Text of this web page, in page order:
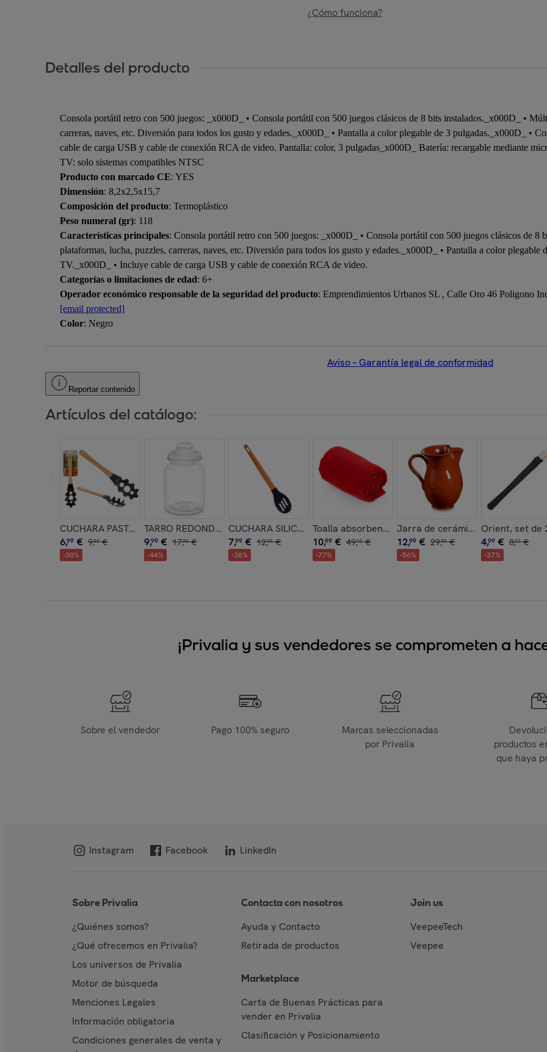
¿Cómo funciona?
Detalles del producto
Consola portátil retro con 500 juegos: _x000D_ • Consola portátil con 500 juegos clásicos de 8 bits instalados._x000D_ •
carreras, naves, etc. Diversión para todos los gusto y edades._x000D_ • Pantalla a color plegable de 3 pulgadas._x000D_ •
cable de carga USB y cable de conexión RCA de video. Pantalla: color, 3 pulgadas_x000D_ Batería: recargable mediante
TV: solo sistemas compatibles NTSC
Producto con marcado CE: YES
Dimensión: 8,2x2,5x15,7
Composición del producto: Termoplástico
Peso numeral (gr): 118
Características principales: Consola portátil retro con 500 juegos: _x000D_ • Consola portátil con 500 juegos clásicos de 8
plataformas, lucha, puzzles, carreras, naves, etc. Diversión para todos los gusto y edades._x000D_ • Pantalla a color
TV._x000D_ • Incluye cable de carga USB y cable de conexión RCA de video.
Categorías o limitaciones de edad: 6+
Operador económico responsable de la seguridad del producto: Emprendimientos Urbanos SL , Calle Oro 46 Poligono
[email protected]
Color: Negro
Aviso – Garantía legal de conformidad
Reportar contenido
Artículos del catálogo:
CUCHARA PASTA SURT COLOR aleatorio
6,99 € 9,99 €
-30%
TARRO REDONDO LISO TAPA CRISTAL 900ML
9,99 € 17,99 €
-44%
CUCHARA SILICONA MANGO MADERA DE HAYA 30,5CM
7,99 € 12,99 €
-38%
Toalla absorbente Yarg 138x72 cm.
10,99 € 49,00 €
-77%
Jarra de cerámica refractaria de
12,99 € 29,99 €
-56%
Orient, set de
4,99 € 8,00 €
-37%
¡Privalia y sus vendedores se comprometen a
Sobre el vendedor Pago 100% seguro
Marcas seleccionadas
por Privalia
productos
que haya
Instagram Facebook LinkedIn
Sobre Privalia
¿Quiénes somos?
¿Qué ofrecemos en Privalia?
Los universos de Privalia
Motor de búsqueda
Menciones Legales
Información obligatoria
Condiciones generales de venta y
Contacta con nosotros
Ayuda y Contacto
Retirada de productos
Marketplace
Carta de Buenas Prácticas para
vender en Privalia
Clasificación y Posicionamiento
Join us
VeepeeTech
Veepee